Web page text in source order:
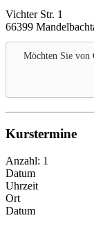
Vichter Str. 1
66399
Möchten Sie von
Kurstermine
Anzahl: 1
Datum
Uhrzeit
Ort
Datum